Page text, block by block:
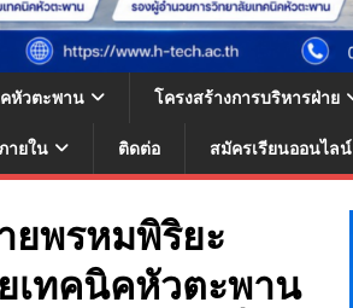
หัวตะพาน โครงสร้างการบริหารฝ่าย
ายใน ติดต่อ สมัครเรียนออนไลน์
ยพรหมพิริยะ
เทคนิคหัวตะพาน